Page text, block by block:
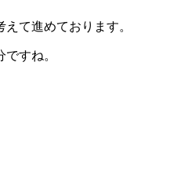
て進めております。
すね。